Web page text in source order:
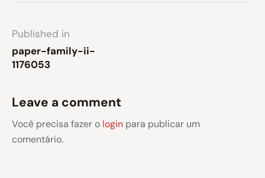
Published in
paper-family-ii-
1176053
Leave a comment
Você precisa fazer o login para publicar um
comentário.